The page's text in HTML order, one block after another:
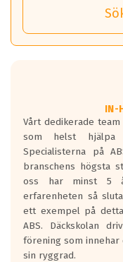
Det betyder att om
så sparar man 50
vilken körstil du
Våtgrepp
Betygsskalan är satt
den kortaste
längsta.
Inga D eller G betyg
personbilar och lätta
Betyget sätts efter
skall bromsa in på
0.5-1.5 mm vatten.
I 80km/h kommer
IN-
Vårt dedikerade
som helst hjälpa
Specialisterna på
branschens högsta
oss har minst 5
erfarenheten så
ett exempel på
ABS. Däckskolan
förening som innehar
sin ryggrad.